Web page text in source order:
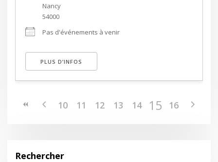
Nancy
54000
Pas d'événements à venir
PLUS D’INFOS
10 11 12 13 14 15 16
Rechercher